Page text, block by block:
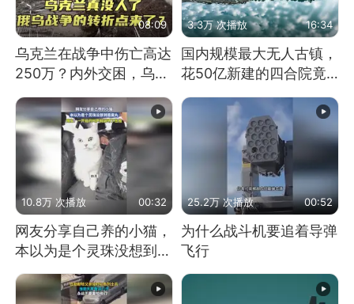
08:09
乌克兰在战争中伤亡高达
250万？内外交困，乌克
3.3万 次播放 16:34
国内规模最大无人古镇，
花50亿新建的四合院竟
10.8万 次播放 00:32
网友分享自己养的小猫，
本以为是个灵珠没想到是
魔丸
25.2万 次播放 00:52
为什么战斗机要追着导弹
飞行